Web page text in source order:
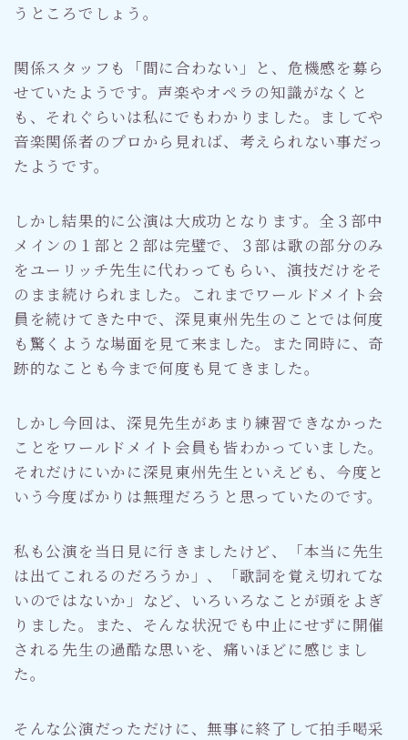
うところでしょう。
関係スタッフも「間に合わない」と、危機感を募ら
せていたようです。声楽やオペラの知識がなくと
も、それぐらいは私にでもわかりました。ましてや
音楽関係者のプロから見れば、考えられない事だっ
たようです。
しかし結果的に公演は大成功となります。全３部中
メインの１部と２部は完璧で、３部は歌の部分のみ
をユーリッチ先生に代わってもらい、演技だけをそ
のまま続けられました。これまでワールドメイト会
員を続けてきた中で、深見東州先生のことでは何度
も驚くような場面を見て来ました。また同時に、奇
跡的なことも今まで何度も見てきました。
しかし今回は、深見先生があまり練習できなかった
ことをワールドメイト会員も皆わかっていました。
それだけにいかに深見東州先生といえども、今度と
いう今度ばかりは無理だろうと思っていたのです。
私も公演を当日見に行きましたけど、「本当に先生
は出てこれるのだろうか」、「歌詞を覚え切れてな
いのではないか」など、いろいろなことが頭をよぎ
りました。また、そんな状況でも中止にせずに開催
される先生の過酷な思いを、痛いほどに感じまし
た。
そんな公演だっただけに、無事に終了して拍手喝采